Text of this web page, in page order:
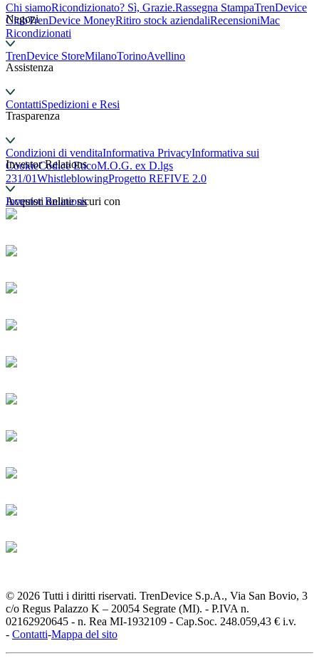
Chi siamoRicondizionato? Sì, Grazie.Rassegna StampaTrenDevice
ClubTrenDevice MoneyRitiro stock aziendaliRecensioniMac
Ricondizionati
Negozi
TrenDevice StoreMilanoTorinoAvellino
Assistenza
ContattiSpedizioni e Resi
Trasparenza
Condizioni di venditaInformativa PrivacyInformativa sui
CookieCodice EticoM.O.G. ex D.lgs
231/01WhistleblowingProgetto REFIVE 2.0
Investor Relations
Investor Relations
Acquisti online sicuri con
© 2026 Tutti i diritti riservati. TrenDevice S.p.A., Via San Bovio, 3
c/o Regus Palazzo K – 20054 Segrate (MI). - P.IVA n.
02162920645 - n. Rea MI-1932109 - Cap.Soc. 248.059,43 € i.v.
- Contatti-Mappa del sito